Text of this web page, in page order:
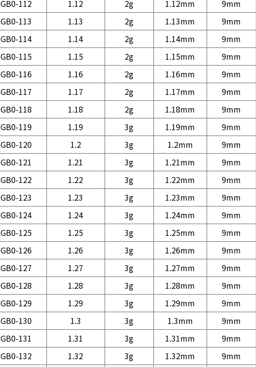
GB0-112 1.12 2g 1.12mm 9mm
GB0-113 1.13 2g 1.13mm 9mm
GB0-114 1.14 2g 1.14mm 9mm
GB0-115 1.15 2g 1.15mm 9mm
GB0-116 1.16 2g 1.16mm 9mm
GB0-117 1.17 2g 1.17mm 9mm
GB0-118 1.18 2g 1.18mm 9mm
GB0-119 1.19 3g 1.19mm 9mm
GB0-120 1.2 3g 1.2mm 9mm
GB0-121 1.21 3g 1.21mm 9mm
GB0-122 1.22 3g 1.22mm 9mm
GB0-123 1.23 3g 1.23mm 9mm
GB0-124 1.24 3g 1.24mm 9mm
GB0-125 1.25 3g 1.25mm 9mm
GB0-126 1.26 3g 1.26mm 9mm
GB0-127 1.27 3g 1.27mm 9mm
GB0-128 1.28 3g 1.28mm 9mm
GB0-129 1.29 3g 1.29mm 9mm
GB0-130 1.3 3g 1.3mm 9mm
GB0-131 1.31 3g 1.31mm 9mm
GB0-132 1.32 3g 1.32mm 9mm